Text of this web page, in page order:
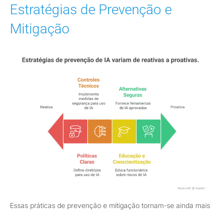
Estratégias de Prevenção e
Mitigação
Essas práticas de prevenção e mitigação tornam-se ainda mais